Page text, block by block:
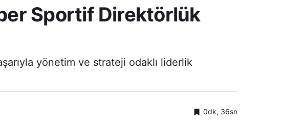
Sportif Direktörlük
yönetim ve strateji odaklı liderlik
0dk, 36sn